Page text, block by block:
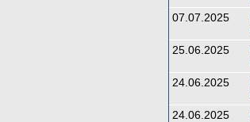
07.07.2025
25.06.2025
24.06.2025
24.06.2025